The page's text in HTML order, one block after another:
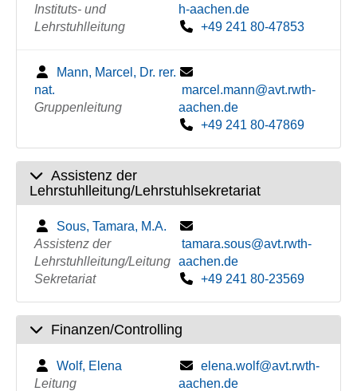
Instituts- und
Lehrstuhlleitung
h-aachen.de
+49 241 80-47853
Mann, Marcel, Dr. rer.
nat.
Gruppenleitung
marcel.mann@avt.rwth-
aachen.de
+49 241 80-47869
Assistenz der
Lehrstuhlleitung/Lehrstuhlsekretariat
Sous, Tamara, M.A.
Assistenz der
Lehrstuhlleitung/Leitung
Sekretariat
tamara.sous@avt.rwth-
aachen.de
+49 241 80-23569
Finanzen/Controlling
Wolf, Elena
Leitung
elena.wolf@avt.rwth-
aachen.de